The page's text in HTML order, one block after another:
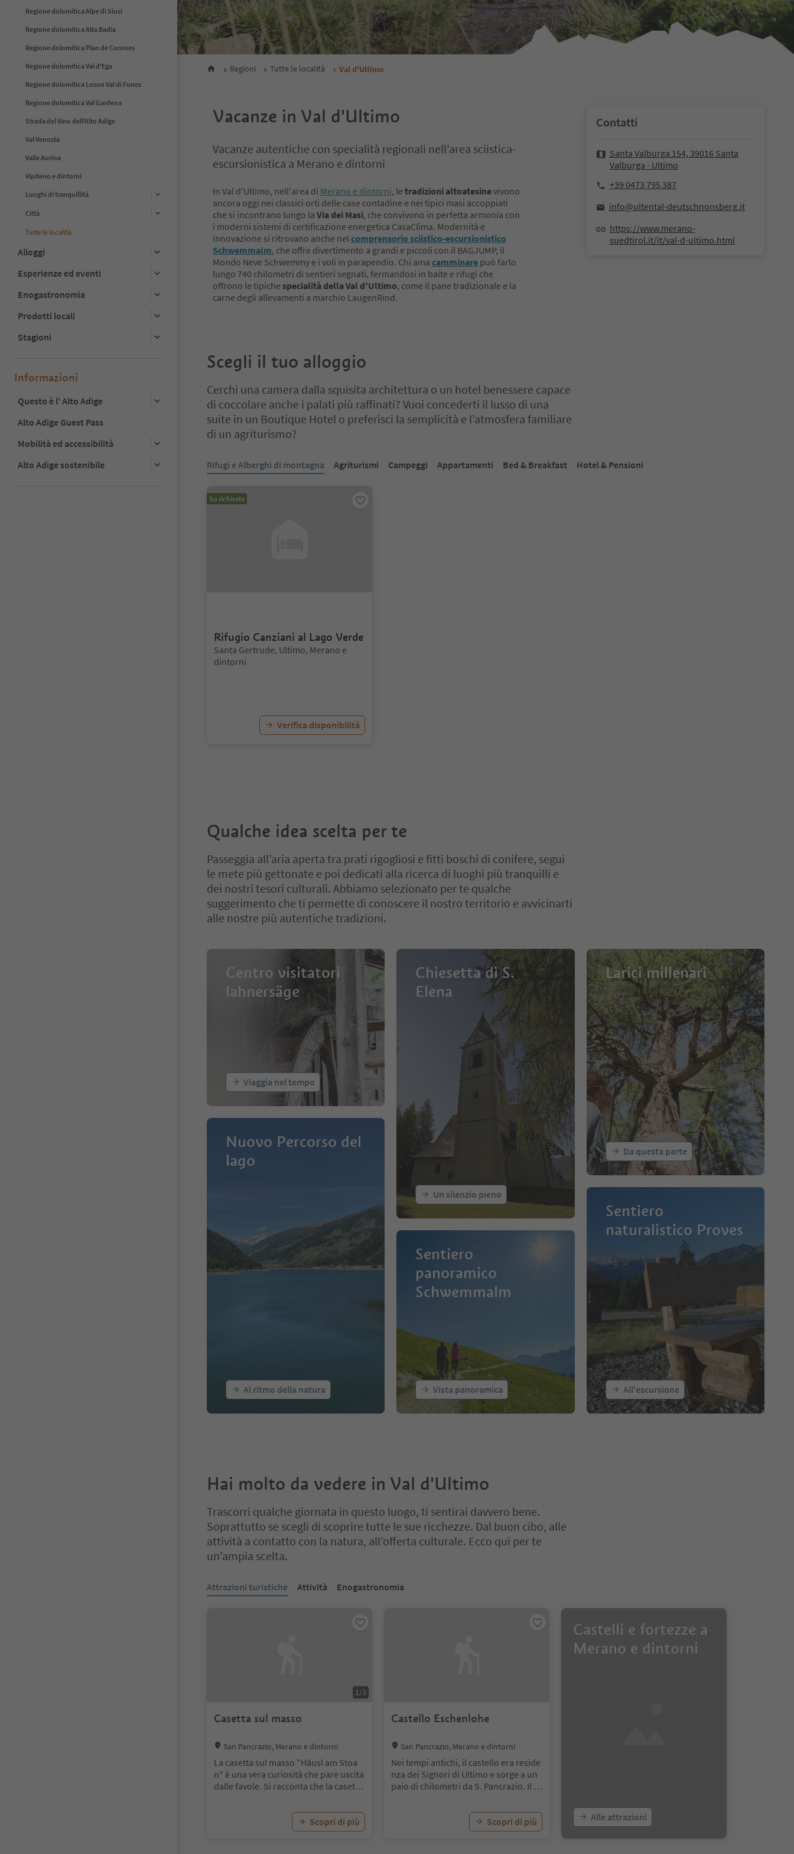
Regione dolomitica Alpe di Siusi
Regione dolomitica Alta Badia
Regione dolomitica Plan de Corones
Regione dolomitica Val d'Ega
Regione dolomitica Luson Val di Funes
Regione dolomitica Val Gardena
Strada del Vino dell'Alto Adige
Val Venosta
Valle Aurina
Vipiteno e dintorni
Luoghi di tranquillità
Città
Tutte le località
Alloggi
Esperienze ed eventi
Enogastronomia
Prodotti locali
Stagioni
Informazioni
Questo è l' Alto Adige
Alto Adige Guest Pass
Mobilità ed accessibilità
Alto Adige sostenibile
Regioni Tutte le località Val d'Ultimo
Vacanze in Val d'Ultimo
Vacanze autentiche con specialità regionali nell’area sciistica-
escursionistica a Merano e dintorni
In Val d'Ultimo, nell'area di Merano e dintorni, le tradizioni altoatesinevivono
ancora oggi nei classici orti delle case contadine e nei tipici masi accoppiati
che si incontrano lungo la Via dei Masi, che convivono in perfetta armonia con
i moderni sistemi di certificazione energetica CasaClima. Modernità e
innovazione si ritrovano anche nel comprensorio sciistico-escursionistico
Schwemmalm, che offre divertimento a grandi e piccoli con il BAGJUMP, il
Mondo Neve Schwemmy e i voli in parapendio. Chi ama camminare può farlo
lungo 740 chilometri di sentieri segnati, fermandosi in baite e rifugi che
offrono le tipiche specialità della Val d'Ultimo, come il pane tradizionale e la
carne degli allevamenti a marchio LaugenRind.
Contatti
Santa Valburga 154, 39016 Santa
Valburga - Ultimo
+39 0473 795 387
info@ultental-deutschnonsberg.it
https://www.merano-
suedtirol.it/it/val-d-ultimo.html
Scegli il tuo alloggio
Cerchi una camera dalla squisita architettura o un hotel benessere capace
di coccolare anche i palati più raffinati? Vuoi concederti il lusso di una
suite in un Boutique Hotel o preferisci la semplicità e l’atmosfera familiare
di un agriturismo?
Rifugi e Alberghi di montagna Agriturismi Campeggi Appartamenti Bed & Breakfast Hotel & Pensioni
Su richiesta
Rifugio Canziani al Lago Verde
Posizione:
Santa Gertrude, Ultimo, Merano e
dintorni
Verifica disponibilità
Qualche idea scelta per te
Passeggia all’aria aperta tra prati rigogliosi e fitti boschi di conifere, segui
le mete più gettonate e poi dedicati alla ricerca di luoghi più tranquilli e
dei nostri tesori culturali. Abbiamo selezionato per te qualche
suggerimento che ti permette di conoscere il nostro territorio e avvicinarti
alle nostre più autentiche tradizioni.
Centro visitatori
lahnersäge
Viaggia nel tempo
Nuovo Percorso del
lago
Al ritmo della natura
Chiesetta di S.
Elena
Un silenzio pieno
Sentiero
panoramico
Schwemmalm
Vista panoramica
Larici millenari
Da questa parte
Sentiero
naturalistico Proves
All'escursione
Hai molto da vedere in Val d'Ultimo
Trascorri qualche giornata in questo luogo, ti sentirai davvero bene.
Soprattutto se scegli di scoprire tutte le sue ricchezze. Dal buon cibo, alle
attività a contatto con la natura, all’offerta culturale. Ecco qui per te
un’ampia scelta.
Ti trovi su un cursore a schede. Seleziona una scheda per visualizzarne il contenuto. Premi Invio o Spazio per entrare nella scheda del cursore.
Attrazioni turistiche Attività Enogastronomia
1/3
Casetta sul masso
Location:
San Pancrazio, Merano e dintorni
La casetta sul masso "Häusl am Stoa
n" è una vera curiosità che pare uscita
dalle favole. Si racconta che la casetta
San Pancrazio, assieme ad altre casett
e. Nel 1882, il Rio Valsura esondò e dis
trusse tutte le casette tranne questa, c
Scopri di più
Castello Eschenlohe
Location:
San Pancrazio, Merano e dintorni
Nei tempi antichi, il castello era reside
nza dei Signori di Ultimo e sorge a un
paio di chilometri da S. Pancrazio. Il ca
Scopri di più
Castelli e fortezze a
Merano e dintorni
Alle attrazioni